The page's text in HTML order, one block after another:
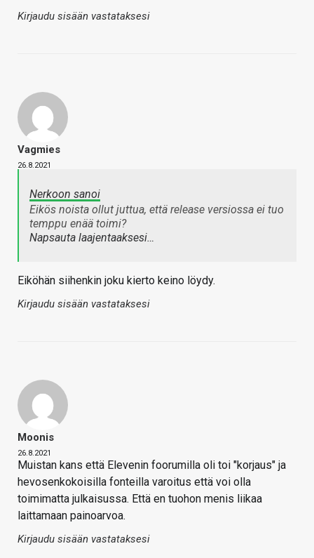
Kirjaudu sisään vastataksesi
Vagmies
26.8.2021
Nerkoon sanoi
Eikös noista ollut juttua, että release versiossa ei tuo
temppu enää toimi?
Napsauta laajentaaksesi…
Eiköhän siihenkin joku kierto keino löydy.
Kirjaudu sisään vastataksesi
Moonis
26.8.2021
Muistan kans että Elevenin foorumilla oli toi "korjaus" ja
hevosenkokoisilla fonteilla varoitus että voi olla
toimimatta julkaisussa. Että en tuohon menis liikaa
laittamaan painoarvoa.
Kirjaudu sisään vastataksesi